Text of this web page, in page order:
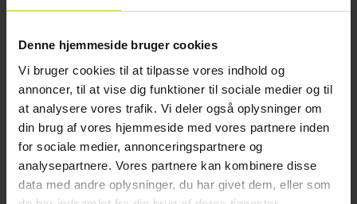
Denne hjemmeside bruger cookies
Vi bruger cookies til at tilpasse vores indhold og
annoncer, til at vise dig funktioner til sociale medier og til
at analysere vores trafik. Vi deler også oplysninger om
din brug af vores hjemmeside med vores partnere inden
for sociale medier, annonceringspartnere og
analysepartnere. Vores partnere kan kombinere disse
data med andre oplysninger, du har givet dem, eller som
packages in Fredericia?
Ja, Risskov tilbyder mange hoteller i Halvpension packages
in Fredericia med familieværelser, der er designet til komfort
og plads til hele familien.
Findes der handicapvenlige hoteller eller
attraktioner i Halvpension packages in
Fredericia?